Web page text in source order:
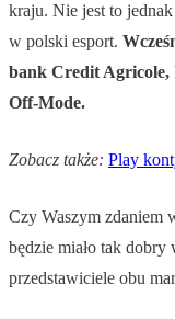
kraju. Nie jest to
w polski esport.
bank Credit Agricole,
Off-Mode.
Zobacz także: Play
Czy Waszym zdaniem
będzie miało tak
przedstawiciele obu